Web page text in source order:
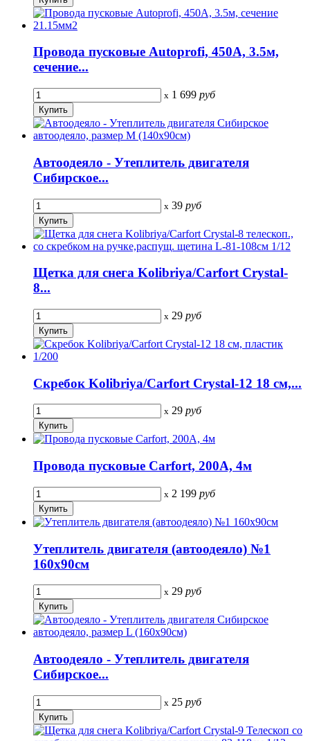
Провода пусковые Autoprofi, 450A, 3.5м,
сечение...
x 1 699 руб
Автоодеяло - Утеплитель двигателя
Сибирское...
x 39 руб
Щетка для снега Kolibriya/Carfort Crystal-
8...
x 29 руб
Скребок Kolibriya/Carfort Crystal-12 18 см,...
x 29 руб
Провода пусковые Carfort, 200A, 4м
x 2 199 руб
Утеплитель двигателя (автоодеяло) №1
160x90см
x 29 руб
Автоодеяло - Утеплитель двигателя
Сибирское...
x 25 руб